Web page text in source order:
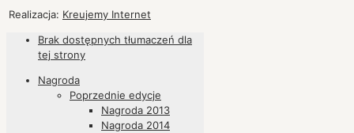
Realizacja: Kreujemy Internet
Brak dostępnych tłumaczeń dla
tej strony
Nagroda
Poprzednie edycje
Nagroda 2013
Nagroda 2014